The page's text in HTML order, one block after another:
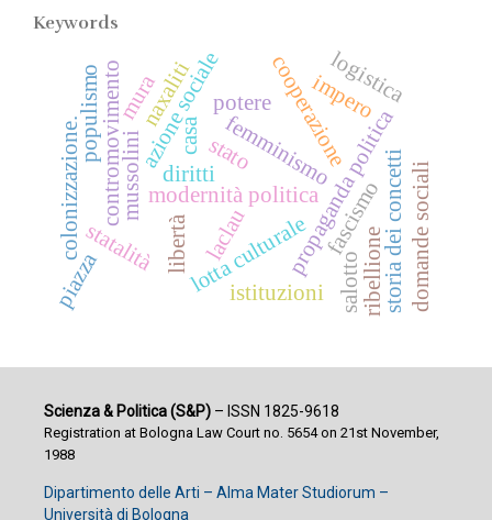
Keywords
femminismo
potere
libertà
diritti
modernità politica
mussolini propaganda politica
lotta culturalefascismo
cooperazione
azione sociale
contromovimento stato storia dei concetti
impero
logistica
statalità
colonizzazione.
populismo
laclau domande sociali
istituzioni
naxaliti
ribellione
casa
piazza
mura
salotto
Scienza & Politica (S&P)– ISSN 1825-9618
Registration at Bologna Law Court no. 5654 on 21st November,
1988
Dipartimento delle Arti – Alma Mater Studiorum –
Università di Bologna